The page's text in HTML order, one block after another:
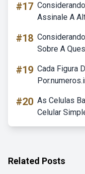
#17
Assinale A
#18
Sobre A
#19 Cada Figura
#20 As Celulas
Celular
Related Posts